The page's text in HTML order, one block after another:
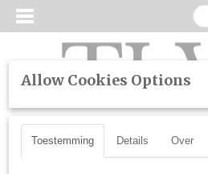
Inloggen Registreren
Allow Cookies Options
Toestemming Details Over